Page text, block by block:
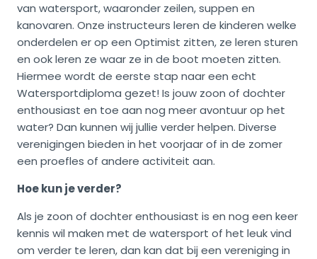
van watersport, waaronder zeilen, suppen en
kanovaren. Onze instructeurs leren de kinderen welke
onderdelen er op een Optimist zitten, ze leren sturen
en ook leren ze waar ze in de boot moeten zitten.
Hiermee wordt de eerste stap naar een echt
Watersportdiploma gezet! Is jouw zoon of dochter
enthousiast en toe aan nog meer avontuur op het
water? Dan kunnen wij jullie verder helpen. Diverse
verenigingen bieden in het voorjaar of in de zomer
een proefles of andere activiteit aan.
Hoe kun je verder?
Als je zoon of dochter enthousiast is en nog een keer
kennis wil maken met de watersport of het leuk vind
om verder te leren, dan kan dat bij een vereniging in